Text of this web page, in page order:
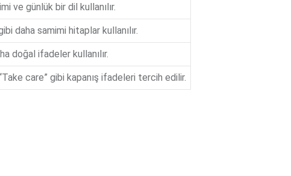
ve günlük bir dil kullanılır.
daha samimi hitaplar kullanılır.
doğal ifadeler kullanılır.
care” gibi kapanış ifadeleri tercih edilir.